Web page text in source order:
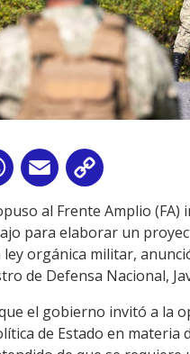
WhatsApp
Email
Link
al Frente Amplio (FA)
para elaborar un
ley orgánica militar,
de Defensa Nacional,
el gobierno invitó a la
de Estado en materia